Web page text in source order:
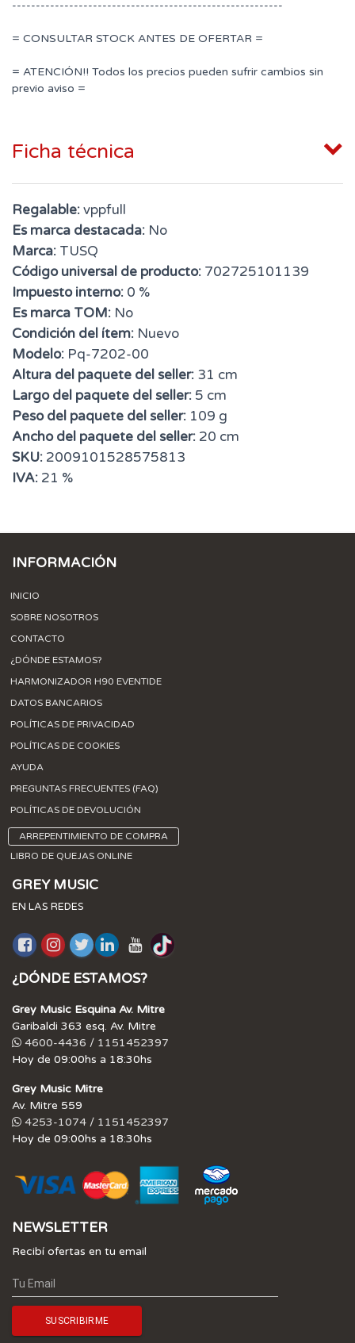
---------------------------------------------------------
= CONSULTAR STOCK ANTES DE OFERTAR =
= ATENCIÓN!! Todos los precios pueden sufrir cambios sin
previo aviso =
Ficha técnica
Regalable:vppfull
Es marca destacada: No
Marca: TUSQ
Código universal de producto: 702725101139
Impuesto interno: 0 %
Es marca TOM: No
Condición del ítem: Nuevo
Modelo: Pq-7202-00
Altura del paquete del seller: 31 cm
Largo del paquete del seller: 5 cm
Peso del paquete del seller: 109 g
Ancho del paquete del seller: 20 cm
SKU: 2009101528575813
IVA: 21 %
INFORMACIÓN
INICIO
SOBRE NOSOTROS
CONTACTO
¿DÓNDE ESTAMOS?
HARMONIZADOR H90 EVENTIDE
DATOS BANCARIOS
POLÍTICAS DE PRIVACIDAD
POLÍTICAS DE COOKIES
AYUDA
PREGUNTAS FRECUENTES (FAQ)
POLÍTICAS DE DEVOLUCIÓN
ARREPENTIMIENTO DE COMPRA
LIBRO DE QUEJAS ONLINE
GREY MUSIC
EN LAS REDES
¿DÓNDE ESTAMOS?
Grey Music Esquina Av. Mitre
Garibaldi 363 esq. Av. Mitre
4600-4436 / 1151452397
Hoy de 09:00hs a 18:30hs
Grey Music Mitre
Av. Mitre 559
4253-1074 / 1151452397
Hoy de 09:00hs a 18:30hs
NEWSLETTER
Recibí ofertas en tu email